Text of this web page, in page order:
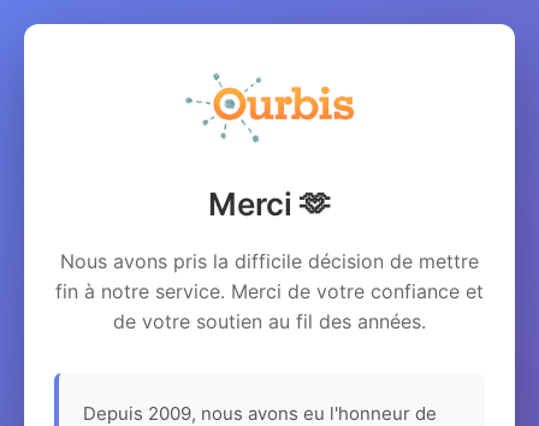
Merci 🫶
Nous avons pris la difficile décision de mettre
fin à notre service. Merci de votre confiance et
de votre soutien au fil des années.
Depuis 2009, nous avons eu l'honneur de